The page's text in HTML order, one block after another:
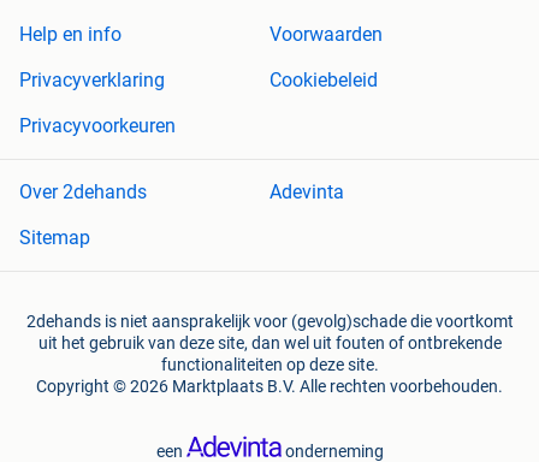
Help en info
Voorwaarden
Privacyverklaring
Cookiebeleid
Privacyvoorkeuren
Over 2dehands
Adevinta
Sitemap
2dehands is niet aansprakelijk voor (gevolg)schade die voortkomt
uit het gebruik van deze site, dan wel uit fouten of ontbrekende
functionaliteiten op deze site.
Copyright © 2026 Marktplaats B.V. Alle rechten voorbehouden.
een onderneming